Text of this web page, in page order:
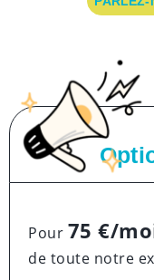
Pour 75 €/
de toute notre